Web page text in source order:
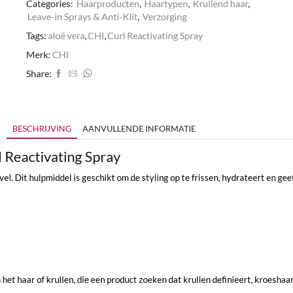
Categories: Haarproducten Haartypen Krullend haar,
Leave-in Sprays & Anti-Klit, Verzorging
Tags: aloë vera CHI Curl Reactivating Spray
Merk: CHI
Share:
BESCHRIJVING AANVULLENDE INFORMATIE
Spray
Dit hulpmiddel is geschikt om de styling op te frissen, hydrateert en
haar of krullen, die een product zoeken dat krullen definieert,